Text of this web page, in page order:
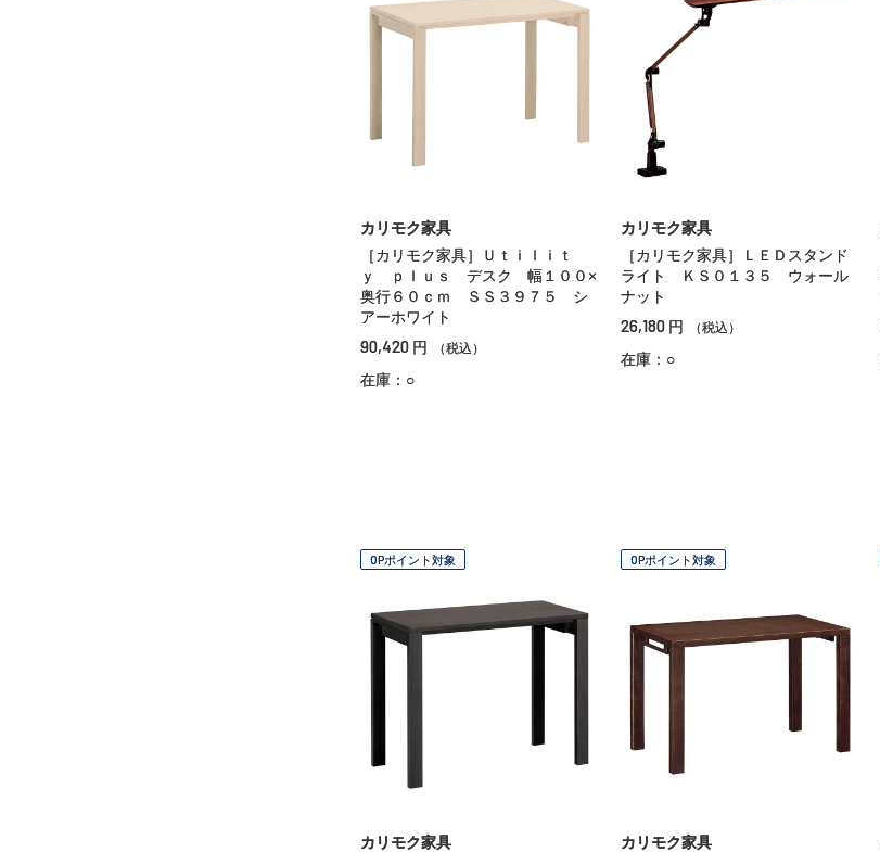
カリモク家具
［カリモク家具］Ｕｔｉｌｉｔ
ｙ ｐｌｕｓ デスク 幅１００×
奥行６０ｃｍ ＳＳ３９７５ シ
アーホワイト
90,420 円 （税込）
在庫：○
カリモク家具
［カリモク家具］ＬＥＤスタンド
ライト ＫＳ０１３５ ウォール
ナット
26,180 円 （税込）
在庫：○
OPポイント対象
カリモク家具
OPポイント対象
カリモク家具